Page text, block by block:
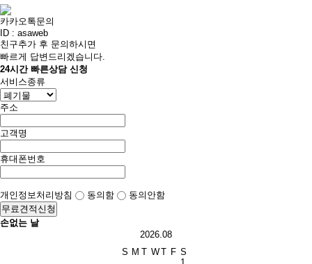
카카오톡문의
ID : asaweb
친구추가 후 문의하시면
빠르게 답변드리겠습니다.
24시간 빠른상담 신청
서비스종류
주소
고객명
휴대폰번호
개인정보처리방침 동의함
동의안함
무료견적신청
손없는 날
2026.08
S M T WT F S